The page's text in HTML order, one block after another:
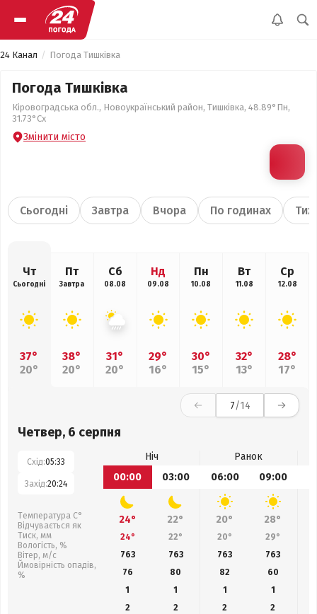
24 Канал Погода Тишківка
Погода Тишківка
Кіровоградська обл., Новоукраїнський район, Тишківка, 48.89°Пн,
31.73°Сх
Змінити місто
Сьогодні Завтра Вчора По годинах
Чт
Сьогодні
37°
20°
Пт
Завтра
38°
20°
Сб
08.08
31°
20°
Нд
09.08
29°
16°
Пн
10.08
30°
15°
Вт
11.08
32°
13°
Ср
12.08
28°
17°
7/14
Четвер, 6 серпня
Схід:05:33
Захід:20:24
Температура С°
Відчувається як
Тиск, мм
Вологість, %
Вітер, м/с
Ймовірність опадів,
%
Ніч
Ранок
00:00
03:00 06:00 09:00
24° 22° 20° 28°
24° 22° 20° 29°
763
763 763 763
76
80 82 60
1
1 1
1
2
2 2 2